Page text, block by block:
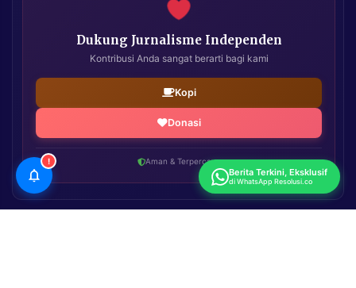
Dukung Jurnalisme Independen
Kontribusi Anda sangat berarti bagi kami
Kopi
Donasi
Aman & Terpercaya
!
Berita Terkini, Eksklusif
di WhatsApp Resolusi.co